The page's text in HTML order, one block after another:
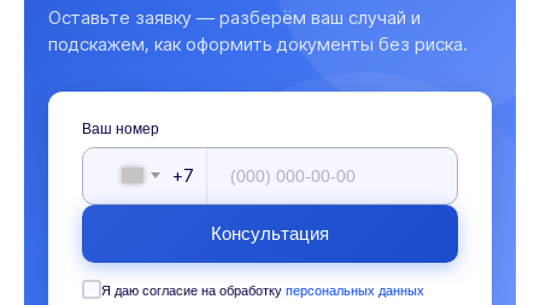
Оставьте заявку — разберём ваш случай и
подскажем, как оформить документы без риска.
Ваш номер
+7
Консультация
Я даю согласие на обработку персональных данных